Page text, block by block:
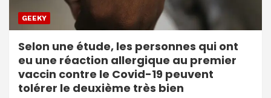
GEEKY
Selon une étude, les personnes qui ont
eu une réaction allergique au premier
vaccin contre le Covid-19 peuvent
tolérer le deuxième très bien